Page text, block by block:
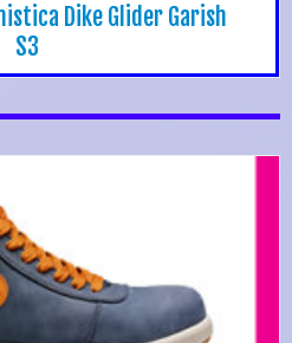
Dike Glider Garish
S3